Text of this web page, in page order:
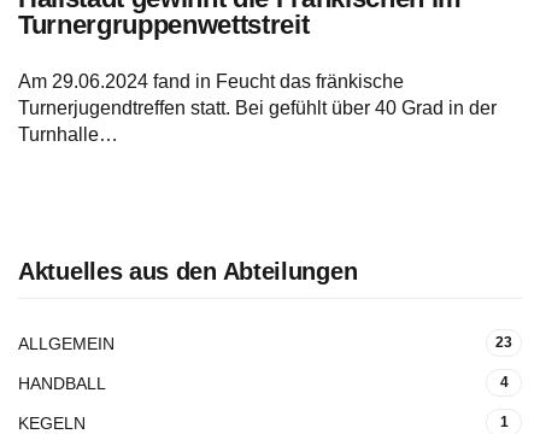
Turnergruppenwettstreit
Am 29.06.2024 fand in Feucht das fränkische
Turnerjugendtreffen statt. Bei gefühlt über 40 Grad in der
Turnhalle…
Aktuelles aus den Abteilungen
ALLGEMEIN 23
HANDBALL 4
KEGELN 1